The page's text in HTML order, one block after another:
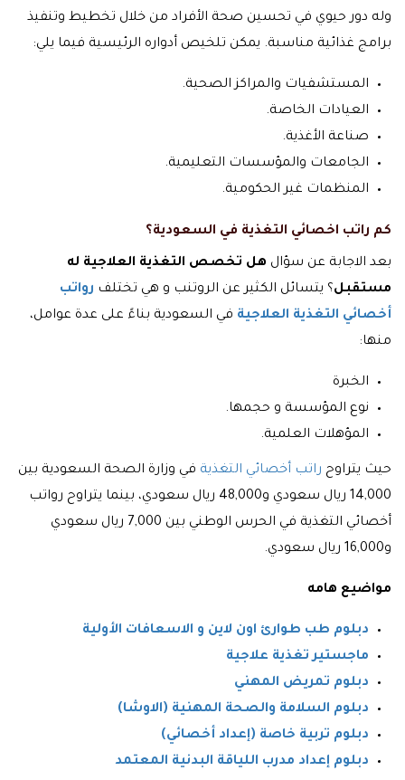
وله دور حيوي في تحسين صحة الأفراد من خلال تخطيط وتنفيذ
برامج غذائية مناسبة. يمكن تلخيص أدواره الرئيسية فيما يلي:
المستشفيات والمراكز الصحية.
العيادات الخاصة.
صناعة الأغذية.
الجامعات والمؤسسات التعليمية.
المنظمات غير الحكومية.
كم راتب اخصائي التغذية في السعودية؟
بعد الاجابة عن سؤال هل تخصص التغذية العلاجية له
مستقبل؟ يتسائل الكثير عن الروتنب و هي تختلف رواتب
أخصائي التغذية العلاجية في السعودية بناءً على عدة عوامل،
منها:
الخبرة
نوع المؤسسة و حجمها.
المؤهلات العلمية.
حيث يتراوح راتب أخصائي التغذية في وزارة الصحة السعودية بين
14,000 ريال سعودي و48,000 ريال سعودي، بينما يتراوح رواتب
أخصائي التغذية في الحرس الوطني بين 7,000 ريال سعودي
و16,000 ريال سعودي.
مواضيع هامه
دبلوم طب طوارئ اون لاين و الاسعافات الأولية
ماجستير تغذية علاجية
دبلوم تمريض المهني
دبلوم السلامة والصحة المهنية (الاوشا)
دبلوم تربية خاصة (إعداد أخصائي)
دبلوم إعداد مدرب اللياقة البدنية المعتمد